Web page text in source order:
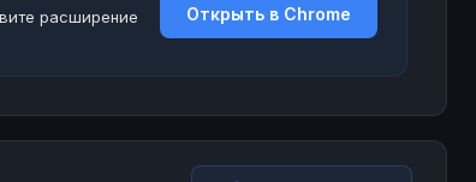
расширение
Открыть в Chrome